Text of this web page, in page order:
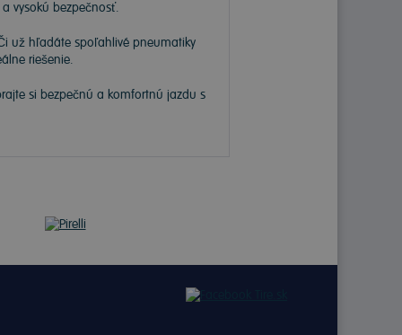
vysokú bezpečnosť.
už hľadáte spoľahlivé pneumatiky
riešenie.
si bezpečnú a komfortnú jazdu s